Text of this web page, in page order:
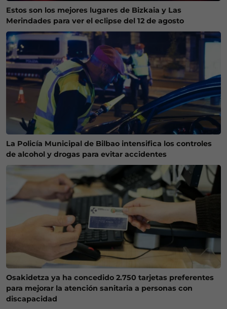
Estos son los mejores lugares de Bizkaia y Las
Merindades para ver el eclipse del 12 de agosto
La Policía Municipal de Bilbao intensifica los controles
de alcohol y drogas para evitar accidentes
Osakidetza ya ha concedido 2.750 tarjetas preferentes
para mejorar la atención sanitaria a personas con
discapacidad